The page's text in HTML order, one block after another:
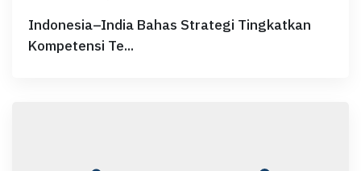
Indonesia–India Bahas Strategi Tingkatkan
Kompetensi Te...